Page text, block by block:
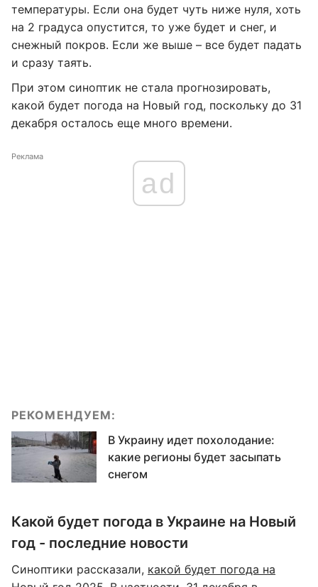
температуры. Если она будет чуть ниже нуля, хоть
на 2 градуса опустится, то уже будет и снег, и
снежный покров. Если же выше – все будет падать
и сразу таять.
При этом синоптик не стала прогнозировать,
какой будет погода на Новый год, поскольку до 31
декабря осталось еще много времени.
Реклама
ad
РЕКОМЕНДУЕМ:
В Украину идет похолодание:
какие регионы будет засыпать
снегом
Какой будет погода в Украине на Новый
год - последние новости
Синоптики рассказали, какой будет погода на